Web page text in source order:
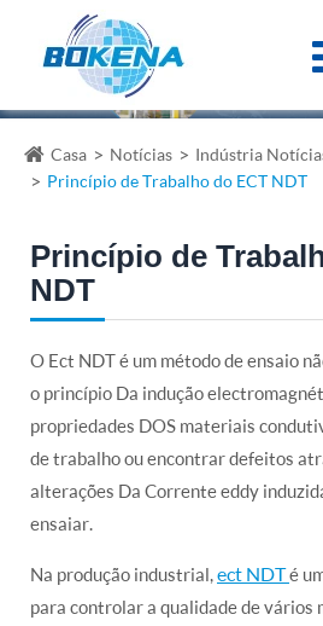
Casa Notícias
Indústria
Princípio de Trabalho do ECT NDT
Princípio de
NDT
O Ect NDT é um método de ensaio
o princípio Da indução
propriedades DOS materiais
de trabalho ou encontrar defeitos
alterações Da Corrente eddy
ensaiar.
Na produção industrial, ect NDTé
para controlar a qualidade de vários